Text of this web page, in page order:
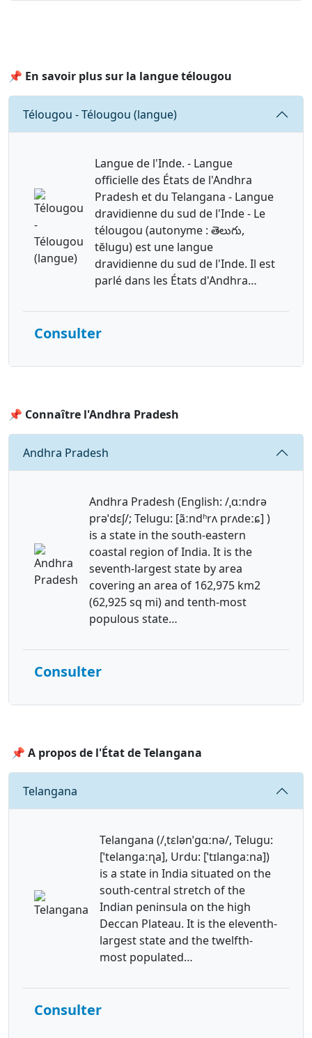
📌 En savoir plus sur la langue télougou
Requête
Télougou - Télougou (langue)
Langue de l'Inde. - Langue
officielle des États de l'Andhra
Pradesh et du Telangana - Langue
dravidienne du sud de l'Inde - Le
télougou (autonyme : తెలుగు,
tĕlugu) est une langue
dravidienne du sud de l'Inde. Il est
parlé dans les États d'Andhra…
Consulter
📌 Connaître l'Andhra Pradesh
Requête
Andhra Pradesh
Andhra Pradesh (English: /ˌɑːndrə
prəˈdɛʃ/; Telugu: [ãːndʱrʌ prʌdeːɕ] )
is a state in the south-eastern
coastal region of India. It is the
seventh-largest state by area
covering an area of 162,975 km2
(62,925 sq mi) and tenth-most
populous state…
Consulter
📌 A propos de l'État de Telangana
Requête
Telangana
Telangana (/ˌtɛlənˈɡɑːnə/, Telugu:
[ˈtelanɡaːɳa], Urdu: [ˈtɪlanɡaːna])
is a state in India situated on the
south-central stretch of the
Indian peninsula on the high
Deccan Plateau. It is the eleventh-
largest state and the twelfth-
most populated…
Consulter